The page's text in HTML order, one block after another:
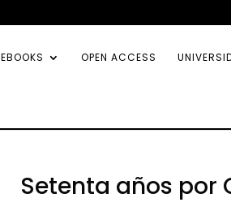
EBOOKS OPEN ACCESS
Setenta años por